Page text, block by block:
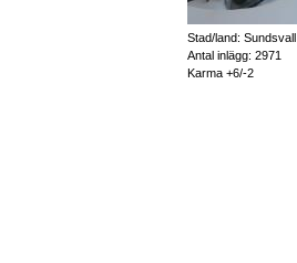
Stad/land: Sundsvall
Antal inlägg: 2971
Karma +6/-2